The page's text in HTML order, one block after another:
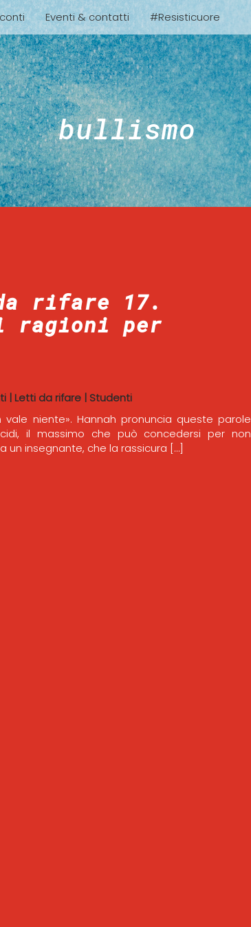
Eventi & contatti #Resisticuore
bullismo
rifare 17.
ragioni per
| Letti da rifare| Studenti
vale niente». Hannah pronuncia queste parole
il massimo che può concedersi per non
un insegnante, che la rassicura […]